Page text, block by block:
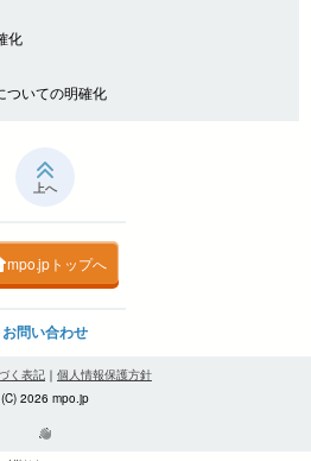
化
ついての明確化
上へ
mpo.jpトップへ
お問い合わせ
く表記 ｜ 個人情報保護方針
(C) 2026 mpo.jp